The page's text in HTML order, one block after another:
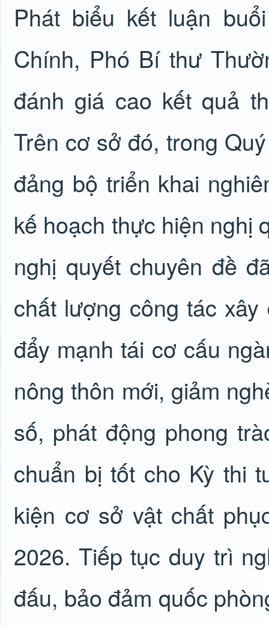
Phát biểu kết luận
Chính, Phó Bí thư
đánh giá cao kết quả
Trên cơ sở đó, trong
đảng bộ triển khai
kế hoạch thực hiện nghị
nghị quyết chuyên đề
chất lượng công tác
đẩy mạnh tái cơ cấu
nông thôn mới, giảm
số, phát động phong
chuẩn bị tốt cho Kỳ thi
kiện cơ sở vật chất
2026. Tiếp tục duy trì
đấu, bảo đảm quốc